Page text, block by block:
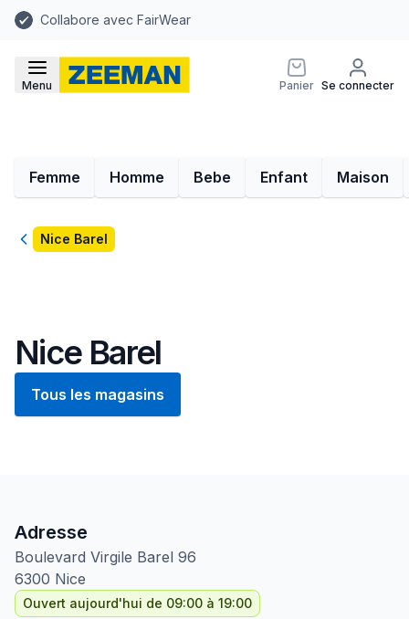
Collabore avec FairWear
Menu Panier Se connecter
Femme Homme Bebe Enfant Maison
RetourNice Barel
Nice Barel
Tous les magasins
Adresse
Boulevard Virgile Barel 96
6300 Nice
Ouvert aujourd'hui de 09:00 à 19:00